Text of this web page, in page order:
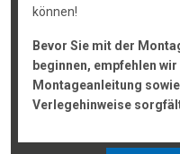
können!
Bevor Sie mit der
beginnen, empfehlen
Montageanleitung
Verlegehinweise